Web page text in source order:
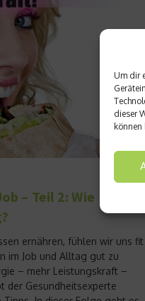
Um dir
dieser
können
– Teil 2: Wie
ernähren, fühlen wir uns fit
im Job und Alltag gut zu
– mehr Leistungskraft –
der Gesundheitsexperte